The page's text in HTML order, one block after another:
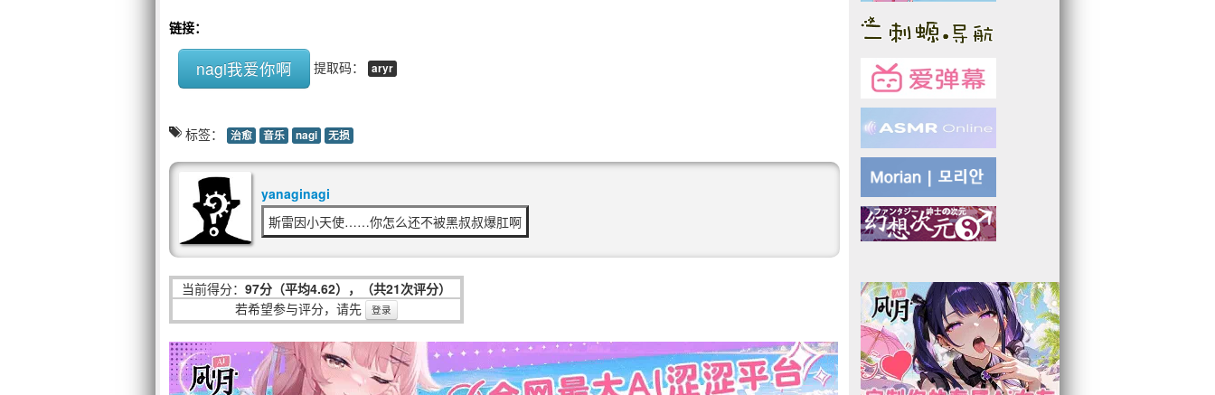
链接：
nagi我爱你啊 提取码： aryr
标签： 治愈 音乐 nagi 无损
yanaginagi
斯雷因小天使……你怎么还不被黑叔叔爆肛啊
当前得分： 97分（平均4.62），（共21次评分）
若希望参与评分，请先
登录